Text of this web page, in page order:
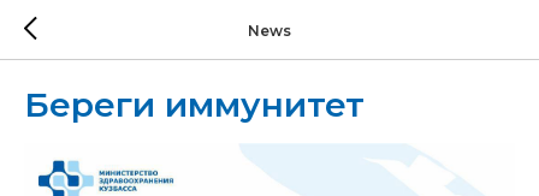
News
Береги иммунитет